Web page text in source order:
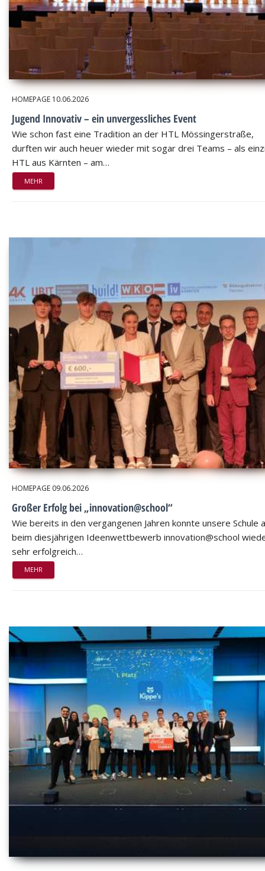
HOMEPAGE 10.06.2026
Jugend Innovativ – ein unvergessliches Event
Wie schon fast eine Tradition an der HTL Mössingerstraße,
durften wir auch heuer wieder mit sogar drei Teams – als
HTL aus Kärnten – am…
MEHR
HOMEPAGE 09.06.2026
Großer Erfolg bei „innovation@school“
Wie bereits in den vergangenen Jahren konnte unsere Schule
beim diesjährigen Ideenwettbewerb innovation@school
sehr erfolgreich…
MEHR